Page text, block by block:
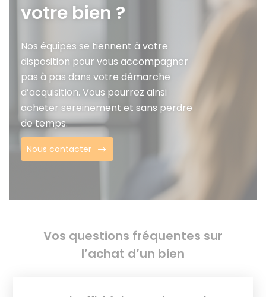
votre bien ?
Nos équipes se tiennent à votre
disposition pour vous accompagner
pas à pas dans votre démarche
d’acquisition. Vous pourrez ainsi
acheter sereinement et sans perdre
de temps.
Nous contacter
Vos questions fréquentes sur
l’achat d’un bien